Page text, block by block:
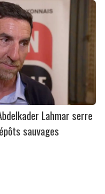
Lahmar serre
sauvages